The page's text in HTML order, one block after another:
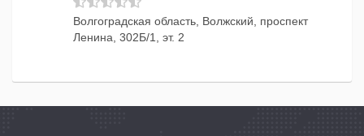
Волгоградская область, Волжский, проспект
Ленина, 302Б/1, эт. 2